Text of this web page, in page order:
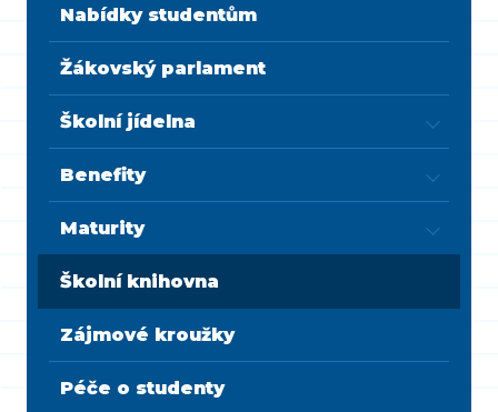
Nabídky studentům
Žákovský parlament
Školní jídelna
Benefity
Maturity
Školní knihovna
Zájmové kroužky
Péče o studenty